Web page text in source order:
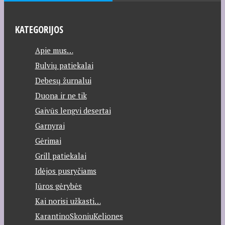
KATEGORIJOS
Apie mus…
Bulvių patiekalai
Debesų žurnalui
Duona ir ne tik
Gaivūs lengvi desertai
Garnyrai
Gėrimai
Grill patiekalai
Idėjos pusryčiams
Jūros gėrybės
Kai norisi užkasti…
KarantinoSkoniuKeliones